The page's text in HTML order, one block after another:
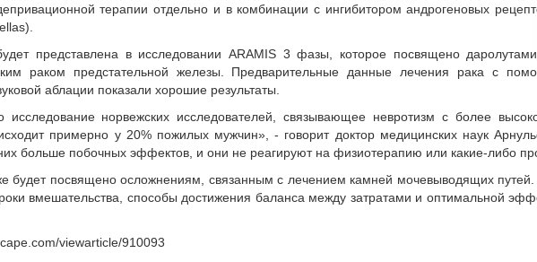
терапии отдельно и в комбинации с ингибитором андрогеновых
представлена ​​в исследовании ARAMIS 3 фазы, которое посвящено
раком предстательной железы. Предварительные данные лечения рака с
аблации показали хорошие результаты.
исследование норвежских исследователей, связывающее невротизм с более
примерно у 20% пожилых мужчин», - говорит доктор медицинских наук
больше побочных эффектов, и они не реагируют на физиотерапию или какие-либо
будет посвящено осложнениям, связанным с лечением камней мочевыводящих
вмешательства, способы достижения баланса между затратами и оптимальной
viewarticle/910093